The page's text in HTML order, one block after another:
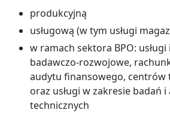
produkcyjną
usługową (w tym usługi
w ramach sektora BPO:
badawczo-rozwojowe,
audytu finansowego, centrów
oraz usługi w zakresie badań i
technicznych